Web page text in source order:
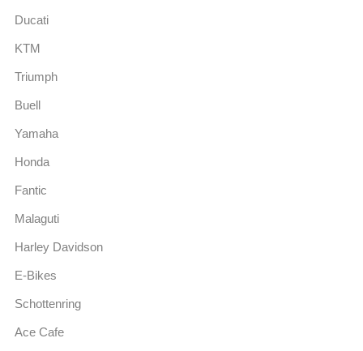
Ducati
KTM
Triumph
Buell
Yamaha
Honda
Fantic
Malaguti
Harley Davidson
E-Bikes
Schottenring
Ace Cafe